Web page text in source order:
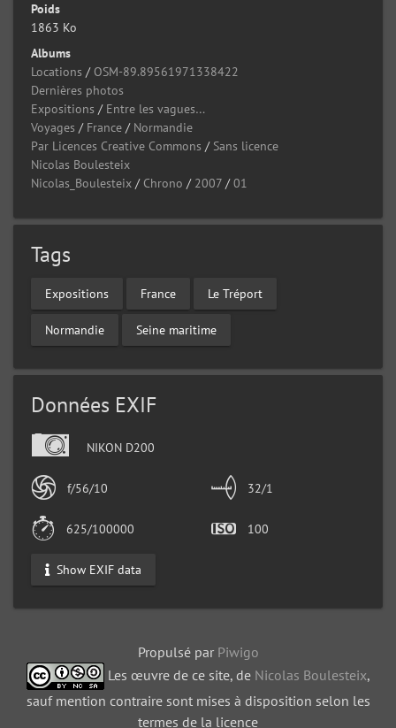
Poids
1863 Ko
Albums
Locations / OSM-89.89561971338422
Dernières photos
Expositions / Entre les vagues…
Voyages / France / Normandie
Par Licences Creative Commons / Sans licence
Nicolas Boulesteix
Nicolas_Boulesteix / Chrono / 2007 /01
Tags
Expositions France Le Tréport
Normandie Seine maritime
Données EXIF
NIKON D200
f/56/10 32/1
625/100000 100
Show EXIF data
Propulsé par Piwigo
Les œuvre de ce site, de Nicolas Boulesteix,
sauf mention contraire sont mises à disposition selon les
termes de la licence